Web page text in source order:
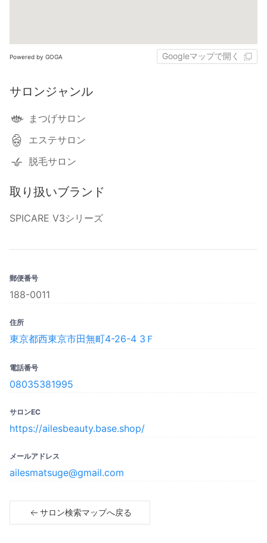
Powered by GOGA Googleマップで開く
サロンジャンル
まつげサロン
エステサロン
脱毛サロン
取り扱いブランド
SPICARE V3シリーズ
郵便番号
188-0011
住所
東京都西東京市田無町4-26-4 3Ｆ
電話番号
08035381995
サロンEC
https://ailesbeauty.base.shop/
メールアドレス
ailesmatsuge@gmail.com
サロン検索マップへ戻る